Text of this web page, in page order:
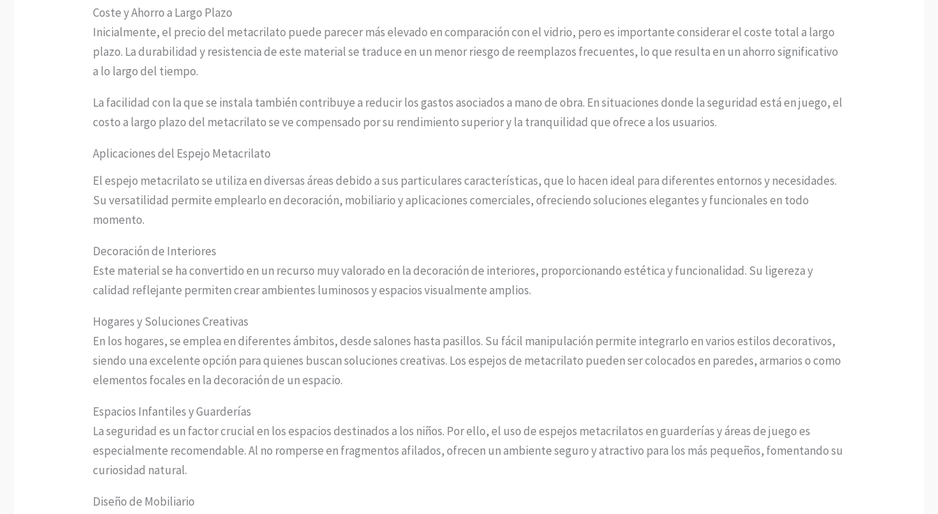
Coste y Ahorro a Largo Plazo
Inicialmente, el precio del metacrilato puede parecer más elevado en comparación con el vidrio, pero es importante considerar el coste total a largo
plazo. La durabilidad y resistencia de este material se traduce en un menor riesgo de reemplazos frecuentes, lo que resulta en un ahorro significativo
a lo largo del tiempo.
La facilidad con la que se instala también contribuye a reducir los gastos asociados a mano de obra. En situaciones donde la seguridad está en juego, el
costo a largo plazo del metacrilato se ve compensado por su rendimiento superior y la tranquilidad que ofrece a los usuarios.
Aplicaciones del Espejo Metacrilato
El espejo metacrilato se utiliza en diversas áreas debido a sus particulares características, que lo hacen ideal para diferentes entornos y necesidades.
Su versatilidad permite emplearlo en decoración, mobiliario y aplicaciones comerciales, ofreciendo soluciones elegantes y funcionales en todo
momento.
Decoración de Interiores
Este material se ha convertido en un recurso muy valorado en la decoración de interiores, proporcionando estética y funcionalidad. Su ligereza y
calidad reflejante permiten crear ambientes luminosos y espacios visualmente amplios.
Hogares y Soluciones Creativas
En los hogares, se emplea en diferentes ámbitos, desde salones hasta pasillos. Su fácil manipulación permite integrarlo en varios estilos decorativos,
siendo una excelente opción para quienes buscan soluciones creativas. Los espejos de metacrilato pueden ser colocados en paredes, armarios o como
elementos focales en la decoración de un espacio.
Espacios Infantiles y Guarderías
La seguridad es un factor crucial en los espacios destinados a los niños. Por ello, el uso de espejos metacrilatos en guarderías y áreas de juego es
especialmente recomendable. Al no romperse en fragmentos afilados, ofrecen un ambiente seguro y atractivo para los más pequeños, fomentando su
curiosidad natural.
Diseño de Mobiliario